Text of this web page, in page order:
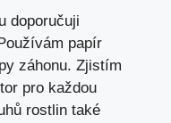
doporučuji
papír
záhonu. Zjistím
pro každou
rostlin také